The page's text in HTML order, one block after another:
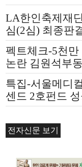
LA한인축제재
심(2심) 최종판
펙트체크-5천만
논란 김원석부
제경매
특집-서울메디
센드 2호펀드
는
전자신문 보기